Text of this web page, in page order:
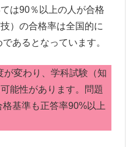
は90％以上の人が合格
）の合格率は全国的に
あるとなっています。
変わり、学科試験（知
能性があります。問題
基準も正答率90%以上